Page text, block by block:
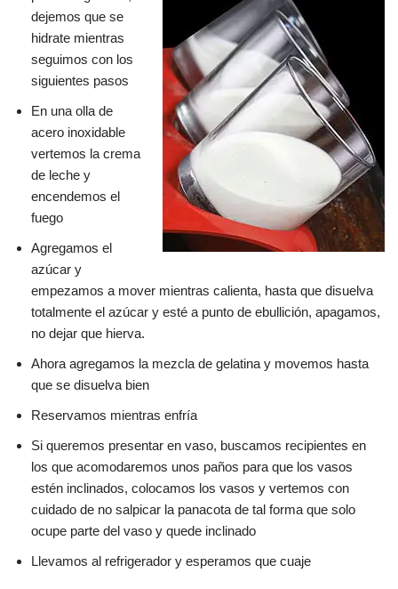
dejemos que se
hidrate mientras
seguimos con los
siguientes pasos
En una olla de
acero inoxidable
vertemos la crema
de leche y
encendemos el
fuego
Agregamos el
azúcar y
empezamos a mover mientras calienta, hasta que disuelva
totalmente el azúcar y esté a punto de ebullición, apagamos,
no dejar que hierva.
Ahora agregamos la mezcla de gelatina y movemos hasta
que se disuelva bien
Reservamos mientras enfría
Si queremos presentar en vaso, buscamos recipientes en
los que acomodaremos unos paños para que los vasos
estén inclinados, colocamos los vasos y vertemos con
cuidado de no salpicar la panacota de tal forma que solo
ocupe parte del vaso y quede inclinado
Llevamos al refrigerador y esperamos que cuaje